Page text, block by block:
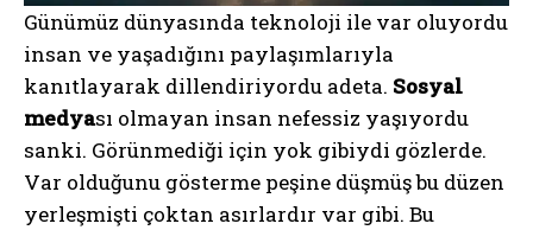
Günümüz dünyasında teknoloji ile var oluyordu
insan ve yaşadığını paylaşımlarıyla
kanıtlayarak dillendiriyordu adeta. Sosyal
medyası olmayan insan nefessiz yaşıyordu
sanki. Görünmediği için yok gibiydi gözlerde.
Var olduğunu gösterme peşine düşmüş bu düzen
yerleşmişti çoktan asırlardır var gibi. Bu